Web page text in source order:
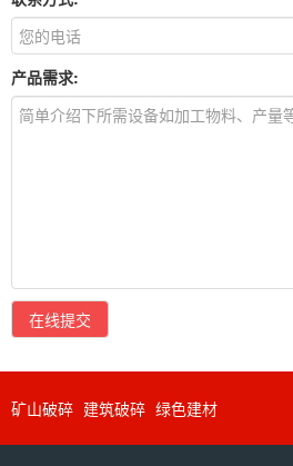
产品需求:
在线提交
矿山破碎 建筑破碎 绿色建材